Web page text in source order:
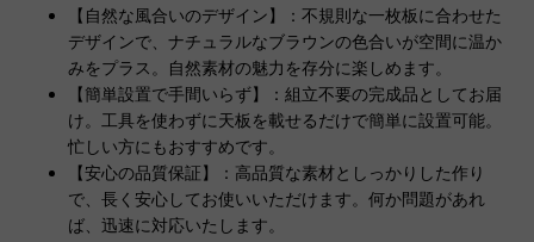
【自然な風合いのデザイン】：不規則な一枚板に合わせた
デザインで、ナチュラルなブラウンの色合いが空間に温か
みをプラス。自然素材の魅力を存分に楽しめます。
【簡単設置で手間いらず】：組立不要の完成品としてお届
け。工具を使わずに天板を載せるだけで簡単に設置可能。
忙しい方にもおすすめです。
【安心の品質保証】：高品質な素材としっかりした作り
で、長く安心してお使いいただけます。何か問題があれ
ば、迅速に対応いたします。